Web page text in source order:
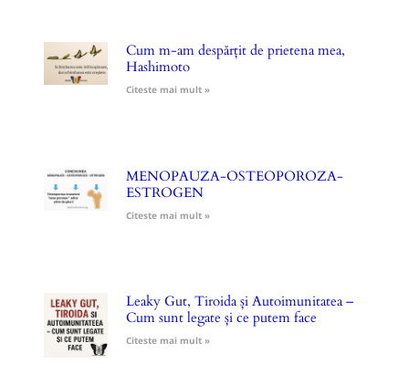
Cum m-am despărțit de prietena mea,
Hashimoto
Citeste mai mult »
MENOPAUZA-OSTEOPOROZA-
ESTROGEN
Citeste mai mult »
Leaky Gut, Tiroida și Autoimunitatea –
Cum sunt legate și ce putem face
Citeste mai mult »